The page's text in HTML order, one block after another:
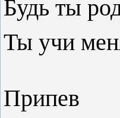
Будь ты
Ты учи
Припев